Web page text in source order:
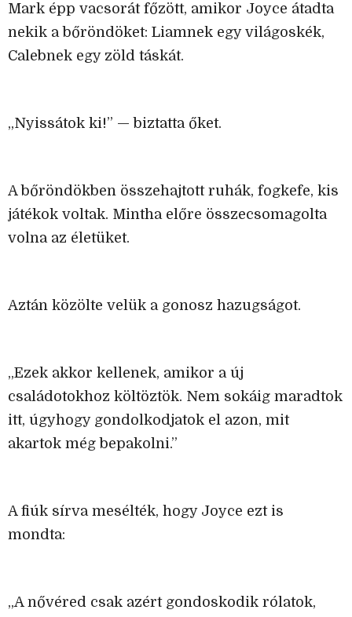
Mark épp vacsorát főzött, amikor Joyce átadta
nekik a bőröndöket: Liamnek egy világoskék,
Calebnek egy zöld táskát.
„Nyissátok ki!” — biztatta őket.
A bőröndökben összehajtott ruhák, fogkefe, kis
játékok voltak. Mintha előre összecsomagolta
volna az életüket.
Aztán közölte velük a gonosz hazugságot.
„Ezek akkor kellenek, amikor a új
családotokhoz költöztök. Nem sokáig maradtok
itt, úgyhogy gondolkodjatok el azon, mit
akartok még bepakolni.”
A fiúk sírva mesélték, hogy Joyce ezt is
mondta:
„A nővéred csak azért gondoskodik rólatok,